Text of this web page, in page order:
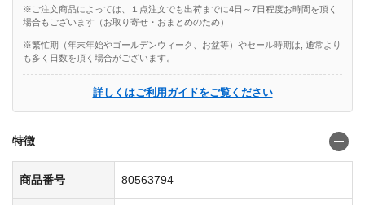
※ご注文商品によっては、１点注文でも出荷までに4日～7日程度お時間を頂く
場合もございます（お取り寄せ・おまとめのため）
※繁忙期（年末年始やゴールデンウィーク、お盆等）やセール時期は, 通常より
も多く日数を頂く場合がございます。
詳しくはご利用ガイドをご覧ください
特徴
商品番号 80563794